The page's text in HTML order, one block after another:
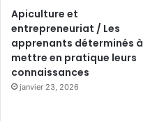
Apiculture et
entrepreneuriat / Les
apprenants déterminés à
mettre en pratique leurs
connaissances
janvier 23, 2026